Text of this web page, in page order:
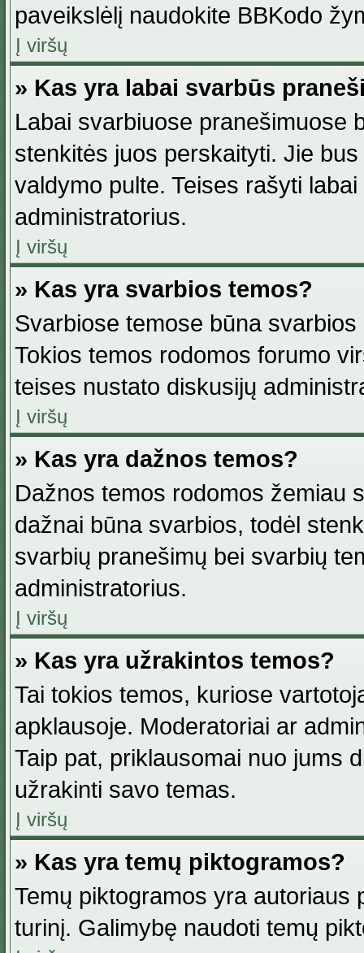
paveikslėlį naudokite BBKodo
Į viršų
» Kas yra labai svarbūs
Labai svarbiuose pranešimuose
stenkitės juos perskaityti. Jie
valdymo pulte. Teises rašyti
administratorius.
Į viršų
» Kas yra svarbios temos?
Svarbiose temose būna
Tokios temos rodomos forumo
teises nustato diskusijų
Į viršų
» Kas yra dažnos temos?
Dažnos temos rodomos žemiau
dažnai būna svarbios, todėl
svarbių pranešimų bei svarbių
administratorius.
Į viršų
» Kas yra užrakintos temos?
Tai tokios temos, kuriose
apklausoje. Moderatoriai ar
Taip pat, priklausomai nuo jums
užrakinti savo temas.
Į viršų
» Kas yra temų piktogramos?
Temų piktogramos yra autoriaus
turinį. Galimybę naudoti temų